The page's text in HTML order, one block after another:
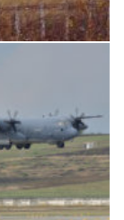
RA-78844